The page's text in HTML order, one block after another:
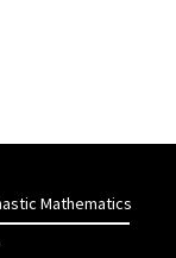
Mathematics